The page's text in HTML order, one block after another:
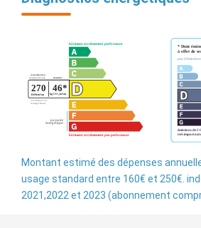
Montant estimé des dépenses
usage standard entre 160€ et 250€.
2021,2022 et 2023 (abonnement